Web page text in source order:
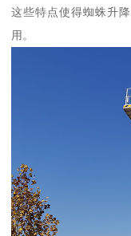
这些特点使得蜘蛛升
用。